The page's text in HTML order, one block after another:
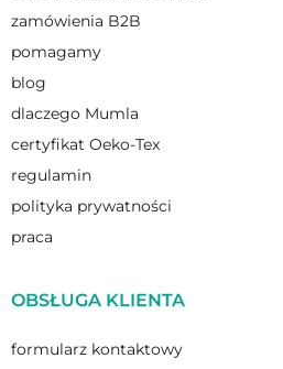
zamówienia B2B
pomagamy
blog
dlaczego Mumla
certyfikat Oeko-Tex
regulamin
polityka prywatności
praca
OBSŁUGA KLIENTA
formularz kontaktowy